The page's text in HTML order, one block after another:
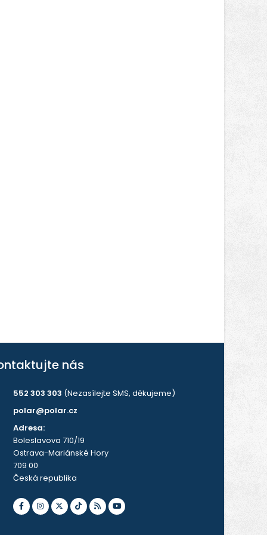
nás
552 303 303 (Nezasílejte SMS, děkujeme)
polar@polar.cz
Adresa:
Boleslavova 710/19
Ostrava-Mariánské Hory
709 00
Česká republika